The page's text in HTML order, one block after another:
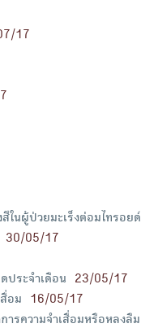
17
ในผู้ป่วยมะเร็งต่อมไทรอยด์
30/05/17
ประจำเดือน
23/05/17
อม
16/05/17
ารความจำเสื่อมหรือหลงลืม